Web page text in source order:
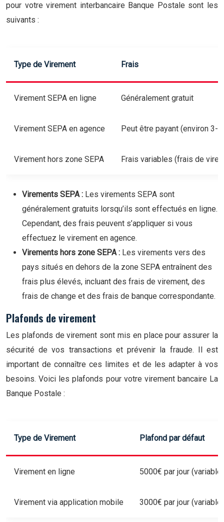
pour votre virement interbancaire Banque Postale sont les
suivants :
Type de Virement Frais
Virement SEPA en ligne Généralement gratuit
Virement SEPA en agence Peut être payant (environ 3-
Virement hors zone SEPA Frais variables (frais de
Virements SEPA : Les virements SEPA sont
généralement gratuits lorsqu’ils sont effectués en ligne.
Cependant, des frais peuvent s’appliquer si vous
effectuez le virement en agence.
Virements hors zone SEPA : Les virements vers des
pays situés en dehors de la zone SEPA entraînent des
frais plus élevés, incluant des frais de virement, des
frais de change et des frais de banque correspondante.
Plafonds de virement
Les plafonds de virement sont mis en place pour assurer la
sécurité de vos transactions et prévenir la fraude. Il est
important de connaître ces limites et de les adapter à vos
besoins. Voici les plafonds pour votre virement bancaire La
Banque Postale :
Type de Virement Plafond par défaut
Virement en ligne 5000€ par jour
Virement via application mobile 3000€ par jour